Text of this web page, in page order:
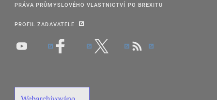
PRÁVA PRŮMYSLOVÉHO VLASTNICTVÍ PO BREXITU
PROFIL ZADAVATELE